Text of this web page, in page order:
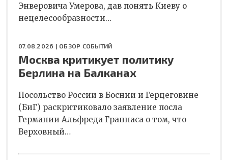
Энверовича Умерова, дав понять Киеву о
нецелесообразности…
07.08.2026 | ОБЗОР СОБЫТИЙ
Москва критикует политику
Берлина на Балканах
Посольство России в Боснии и Герцеговине
(БиГ) раскритиковало заявление посла
Германии Альфреда Граннаса о том, что
Верховный…